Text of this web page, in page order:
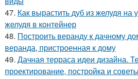
47. Как вырастить дуб из желудя на
желудя в контейнер
48. Построить веранду к дачному
веранда, пристроенная к дому
49. Дачная терраса идеи дизайна.
проектирование, постройка и